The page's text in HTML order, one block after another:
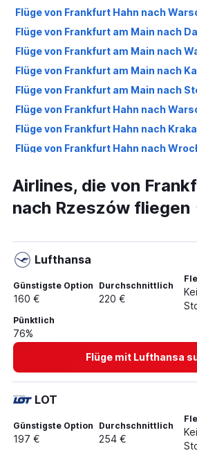
Flüge von Frankfurt Hahn nach
Flüge von Frankfurt am Main nach
Flüge von Frankfurt am Main nach
Flüge von Frankfurt am Main nach
Flüge von Frankfurt am Main nach
Flüge von Frankfurt Hahn nach
Flüge von Frankfurt Hahn nach
Flüge von Frankfurt Hahn nach
Flüge von Frankfurt Hahn nach
Flüge von Frankfurt am Main nach
Flüge von Frankfurt Hahn nach Lublin
Flüge von Frankfurt am Main nach
Flüge von Frankfurt am Main nach
Flüge von Frankfurt Hahn nach
Airlines, die von
nach Rzeszów fliegen
Lufthansa
Günstigste Option
160 €
Durchschnittlich
220 €
Pünktlich
76%
Flüge mit Lufthansa
LOT
Günstigste Option
197 €
Durchschnittlich
254 €